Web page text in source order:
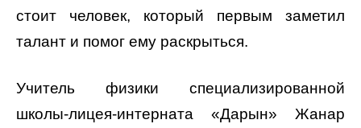
стоит человек, который первым заметил
талант и помог ему раскрыться.
Учитель физики специализированной
школы-лицея-интерната «Дарын» Жанар